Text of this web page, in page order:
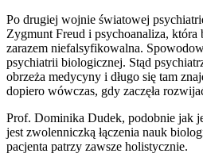
Po drugiej wojnie światowej
Zygmunt Freud i psychoanaliza, która
zarazem niefalsyfikowalna.
psychiatrii biologicznej. Stąd
obrzeża medycyny i długo się tam
dopiero wówczas, gdy zaczęła
Prof. Dominika Dudek, podobnie jak
jest zwolenniczką łączenia nauk
pacjenta patrzy zawsze holistycznie.